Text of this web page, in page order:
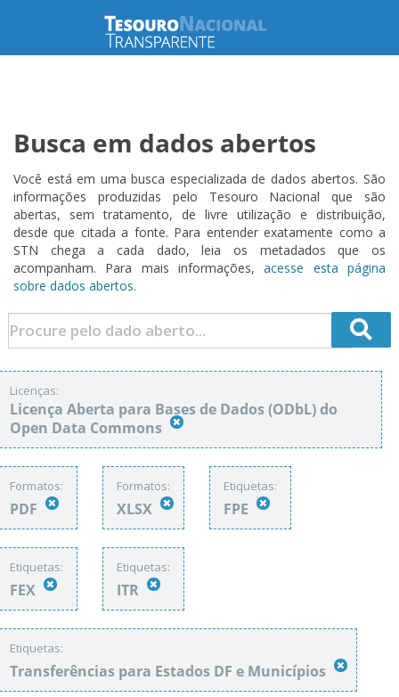
Busca em dados abertos
Você está em uma busca especializada de dados abertos. São
informações produzidas pelo Tesouro Nacional que são
abertas, sem tratamento, de livre utilização e distribuição,
desde que citada a fonte. Para entender exatamente como a
STN chega a cada dado, leia os metadados que os
acompanham. Para mais informações,acesse esta página
sobre dados abertos.
Licenças:
Licença Aberta para Bases de Dados (ODbL) do
Open Data Commons
Formatos:
PDF
Formatos:
XLSX
Etiquetas:
FPE
Etiquetas:
FEX
Etiquetas:
ITR
Etiquetas:
Transferências para Estados DF e Municípios